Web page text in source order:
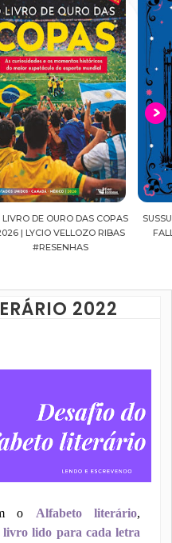
AO LUAR | SHADOW
VOL.04 | C.C.HUNTER
#RESENHA
2022
o Alfabeto literário,
livro lido para cada letra